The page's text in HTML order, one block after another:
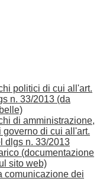
politici di cui all'art.
n. 33/2013 (da
di amministrazione,
di cui all'art.
dlgs n. 33/2013
(documentazione
sito web)
comunicazione dei